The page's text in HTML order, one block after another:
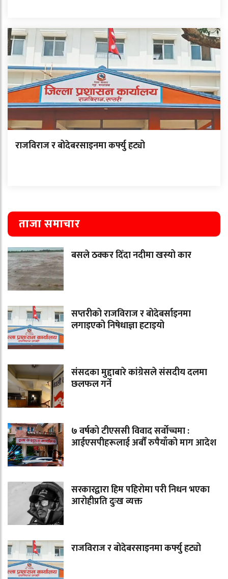
राजविराज र बोदेबरसाइनमा कर्फ्यु हट्यो
ताजा समाचार
बसले ठक्कर दिँदा नदीमा खस्यो कार
सप्तरीको राजविराज र बोदेबर्साइनमा
लगाइएको निषेधाज्ञा हटाइयो
संसदका मुद्दाबारे कांग्रेसले संसदीय दलमा
छलफल गर्ने
७ वर्षको टीएससी विवाद सर्वोच्चमा :
आईएसपीहरूलाई अर्बौं रुपैयाँको माग आदेश
सरकारद्वारा हिम पहिरोमा परी निधन भएका
आरोहीप्रति दुःख व्यक्त
राजविराज र बोदेबरसाइनमा कर्फ्यु हट्यो